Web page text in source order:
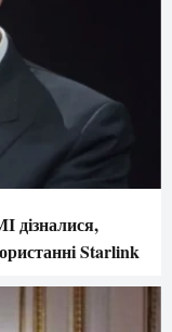
дізналися,
Starlink